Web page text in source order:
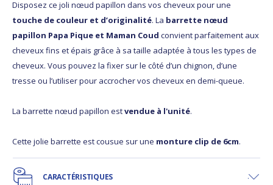
Disposez ce joli nœud papillon dans vos cheveux pour une
touche de couleur et d’originalité. La barrette nœud
papillon Papa Pique et Maman Coud convient parfaitement aux
cheveux fins et épais grâce à sa taille adaptée à tous les types de
cheveux. Vous pouvez la fixer sur le côté d’un chignon, d’une
tresse ou l’utiliser pour accrocher vos cheveux en demi-queue.
La barrette nœud papillon estvendue à l'unité.
Cette jolie barrette est cousue sur une monture clip de 6cm.
CARACTÉRISTIQUES